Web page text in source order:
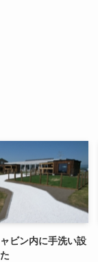
ビン内に手洗い設